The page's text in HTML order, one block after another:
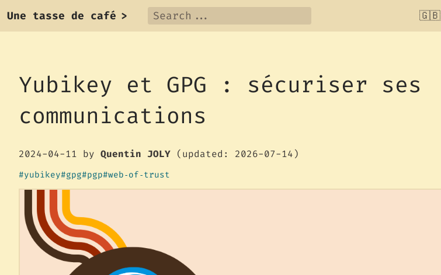
Une tasse de café > 🇬🇧
Yubikey et GPG : sécuriser ses
communications
2024-04-11 byQuentin JOLY (updated: 2026-07-14)
yubikey gpg pgp web‑of‑trust